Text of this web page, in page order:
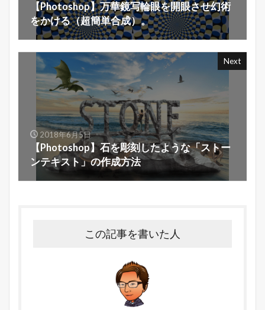
【Photoshop】万華鏡写輪眼を開眼させ幻術
をかける（超簡単合成）。
Next
2018年6月5日
【Photoshop】石を彫刻したような「ストー
ンテキスト」の作成方法
この記事を書いた人